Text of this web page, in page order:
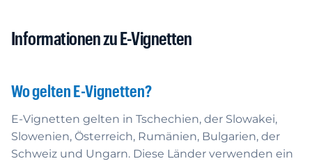
Informationen zu E-Vignetten
Wo gelten E-Vignetten?
E-Vignetten gelten in Tschechien, der Slowakei,
Slowenien, Österreich, Rumänien, Bulgarien, der
Schweiz und Ungarn. Diese Länder verwenden ein